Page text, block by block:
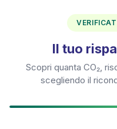
Il tuo
Scopri quanta CO₂,
scegliendo il